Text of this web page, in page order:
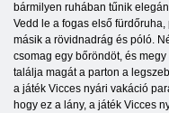
bármilyen ruhában tűnik
Vedd le a fogas első
másik a rövidnadrág és póló.
csomag egy bőröndöt, és
találja magát a parton a
a játék Vicces nyári vakáció
hogy ez a lány, a játék Vicces